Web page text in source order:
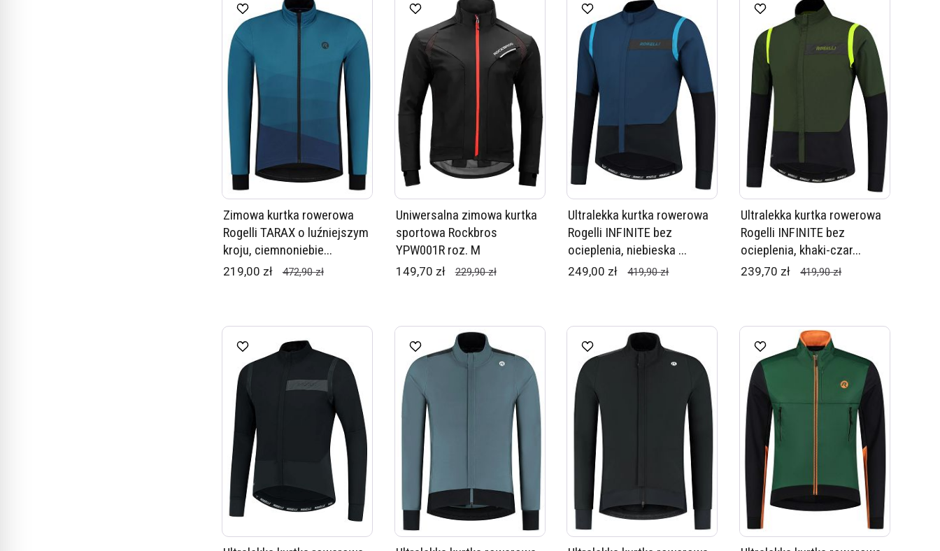
Zimowa kurtka rowerowa
Rogelli TARAX o luźniejszym
kroju, ciemnoniebie...
219,00 zł 472,90 zł
Uniwersalna zimowa kurtka
sportowa Rockbros
YPW001R roz. M
149,70 zł 229,90 zł
Ultralekka kurtka rowerowa
Rogelli INFINITE bez
ocieplenia, niebieska ...
249,00 zł 419,90 zł
Ultralekka kurtka rowerowa
Rogelli INFINITE bez
ocieplenia, khaki-czar...
239,70 zł 419,90 zł